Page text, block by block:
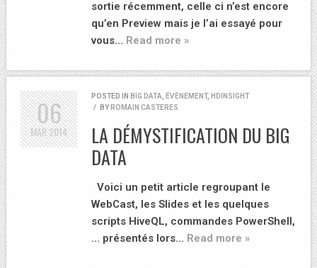
sortie récemment, celle ci n’est encore
qu’en Preview mais je l’ai essayé pour
vous… Read more »
POSTED IN BIG DATA ÉVÉNEMENT, HDINSIGHT
/
BY ROMAIN CASTERES
LA DÉMYSTIFICATION DU BIG
DATA
Voici un petit article regroupant le
WebCast, les Slides et les quelques
scripts HiveQL, commandes PowerShell,
… présentés lors… Read more »
06
MAR2014